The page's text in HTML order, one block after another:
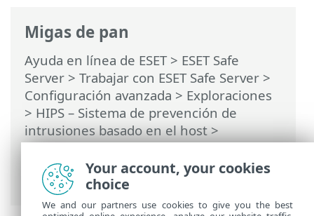
Migas de pan
Ayuda en línea de ESET> ESET Safe
Server > Trabajar con ESET Safe Server >
Configuración avanzada > Exploraciones
> HIPS – Sistema de prevención de
intrusiones basado en el host>
Configuración avanzada de HIPS>
Controladores siempre permitidos para
cargar
Your account, your cookies
choice
We and our partners use cookies to give you the best